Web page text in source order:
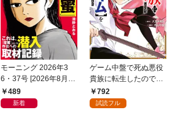
モーニング 2026年3
6・37号 [2026年8月6
日発売]
489
新着
ゲーム中盤で死ぬ悪役
貴族に転生したので、
外れスキル【テイム】
を駆使して最強を目指
792
試読フル